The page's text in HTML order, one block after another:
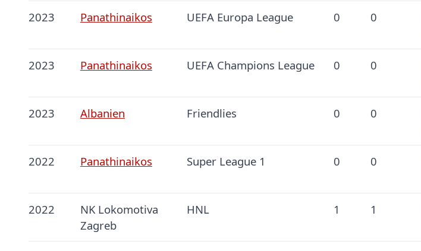
2023 Panathinaikos UEFA Europa League 0 0
2023 Panathinaikos UEFA Champions League 0 0
2023 Albanien Friendlies 0 0
2022 Panathinaikos Super League 1 0 0
2022
NK Lokomotiva
Zagreb
HNL 1 1